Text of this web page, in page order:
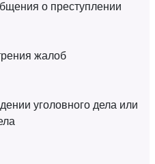
о преступлении
жалоб
уголовного дела или